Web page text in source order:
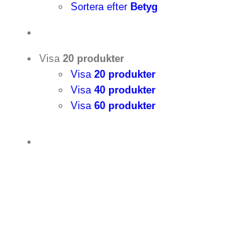
Sortera efter Betyg
Visa 20 produkter
Visa 20 produkter
Visa 40 produkter
Visa 60 produkter